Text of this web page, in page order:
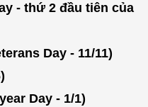
- thứ 2 đầu tiên của
Day - 11/11)
Day - 1/1)